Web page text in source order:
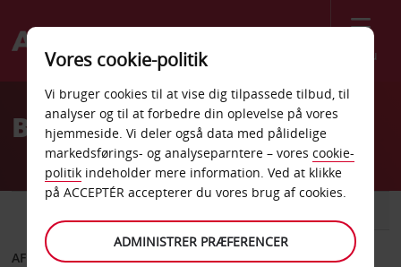
Menu
Welcome
AvisBilleje Boston
AFHENT FRA
Vores cookie-politik
Vi bruger cookies til at vise dig tilpassede tilbud, til
analyser og til at forbedre din oplevelse på vores
hjemmeside. Vi deler også data med pålidelige
markedsførings- og analyseparntere – vores cookie-
politik indeholder mere information. Ved at klikke
på ACCEPTÉR accepterer du vores brug af cookies.
ADMINISTRER PRÆFERENCER